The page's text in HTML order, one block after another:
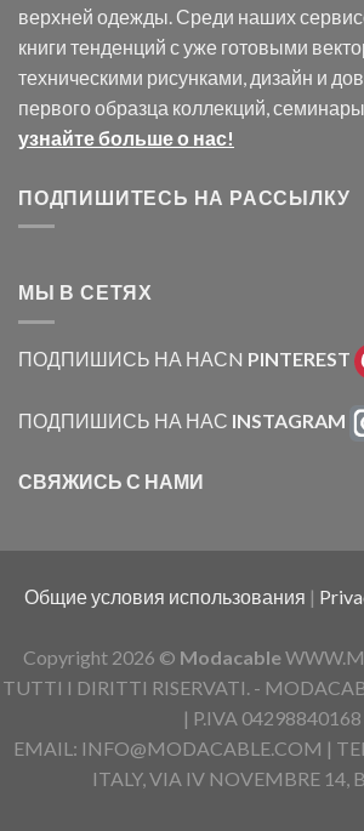
верхней одежды. Среди наших
книги тенденций с уже готовыми
техническими рисунками, дизайн и
первого образца коллекций,
узнайте больше о нас!
ПОДПИШИТЕСЬ НА РАССЫЛКУ
МЫ В СЕТЯХ
ПОДПИШИСЬ НА НАСN PINTEREST
ПОДПИШИСЬ НА НАС INSTAGRAM
СВЯЖИСЬ С НАМИ
Общие условия использования |
Copyright 2026 © Modacable
TUTTI I DIRITTI RISERVATI. -
| P.IVA 04298840168
EMAIL: INFO@MODACABLE.COM |
ITALY, VIA IV NOVEMBRE 14,